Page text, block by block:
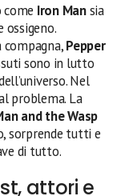
Iron Mansia
ossigeno.
compagna,Pepper
sono in lutto
Nel
problema. La
and the Wasp
sorprende tutti e
di tutto.
attori e